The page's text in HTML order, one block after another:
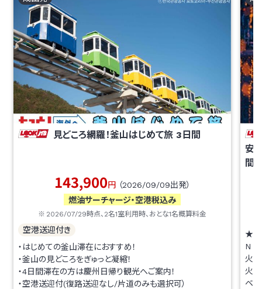
見どころ網羅！釜山はじめて旅 3 日間
143,900円 （2026/09/09出発）
燃油サーチャージ・空港税込み
2026/07/29時点、 2名1室利用時、おとな1名概算料金
空港送迎付き
・はじめての釜山滞在におすすめ！
・釜山の見どころをぎゅっと凝縮！
・4日間滞在の方は慶州日帰り観光へご案内！
・空港送迎付(復路送迎なし/片道のみも選択可）
安
間
★10
N
火
火
ベン